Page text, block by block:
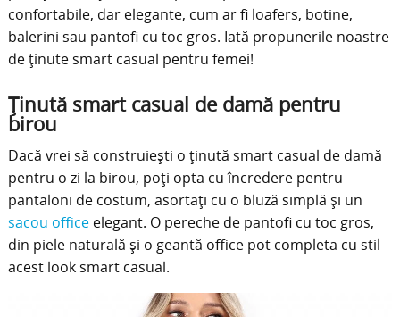
confortabile, dar elegante, cum ar fi loafers, botine,
balerini sau pantofi cu toc gros. Iată propunerile noastre
de ținute smart casual pentru femei!
Ținută smart casual de damă pentru
birou
Dacă vrei să construiești o ținută smart casual de damă
pentru o zi la birou, poți opta cu încredere pentru
pantaloni de costum, asortați cu o bluză simplă și un
sacou officeelegant. O pereche de pantofi cu toc gros,
din piele naturală și o geantă office pot completa cu stil
acest look smart casual.